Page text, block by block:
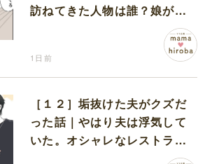
訪ねてきた人物は誰？娘が戻
ってきたのかと不安になる
1日前
［１２］垢抜けた夫がクズだ
った話｜やはり夫は浮気して
いた。オシャレなレストラン